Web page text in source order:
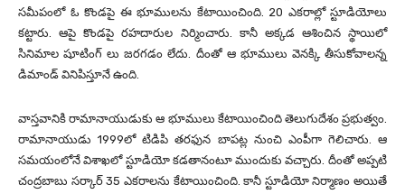
సమీపంలో ఓ కొండపై ఈ భూములను కేటాయించింది. 20 ఎకరాల్లో స్టూడియోలు
కట్టారు. ఆపై కొండపై రహదారుల నిర్మించారు. కానీ అక్కడ ఆశించిన స్థాయిలో
సినిమాల షూటింగ్ లు జరగడం లేదు. దీంతో ఆ భూములు వెనక్కి తీసుకోవాలన్న
డిమాండ్ వినిపిస్తూనే ఉంది.
వాస్తవానికి రామానాయుడుకు ఆ భూములు కేటాయించింది తెలుగుదేశం ప్రభుత్వం.
రామానాయుడు 1999లో టిడిపి తరఫున బాపట్ల నుంచి ఎంపీగా గెలిచారు. ఆ
సమయంలోనే విశాఖలో స్టూడియో కడతానంటూ ముందుకు వచ్చారు. దీంతో అప్పటి
చంద్రబాబు సర్కార్ 35 ఎకరాలను కేటాయించింది. కానీ స్టూడియో నిర్మాణం అయితే